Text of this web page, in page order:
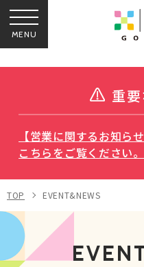
MENU
重
【営業に関するお知ら
こちらをご覧ください。
TOP EVENT&NEWS